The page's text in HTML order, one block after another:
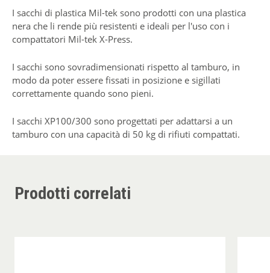
I sacchi di plastica Mil-tek sono prodotti con una plastica
nera che li rende più resistenti e ideali per l'uso con i
compattatori Mil-tek X-Press.
I sacchi sono sovradimensionati rispetto al tamburo, in
modo da poter essere fissati in posizione e sigillati
correttamente quando sono pieni.
I sacchi XP100/300 sono progettati per adattarsi a un
tamburo con una capacità di 50 kg di rifiuti compattati.
Prodotti correlati